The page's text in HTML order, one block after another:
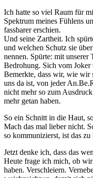
Ich hatte so viel Raum für
Spektrum meines Fühlens
fassbarer erschien.
Und seine Zartheit. Ich
und welchen Schutz sie
nennen. Spürte: mit unserer
Bedrohung. Sich vom Joker
Bemerkte, dass wir, wie wir
uns da ist, von jeder
nicht mehr so zum
mehr getan haben.
So ein Schnitt in die Haut,
Mach das mal lieber nicht.
so kommunizierst, ist das
Jetzt denke ich, dass das
Heute frage ich mich, ob
haben. Verschleiern.